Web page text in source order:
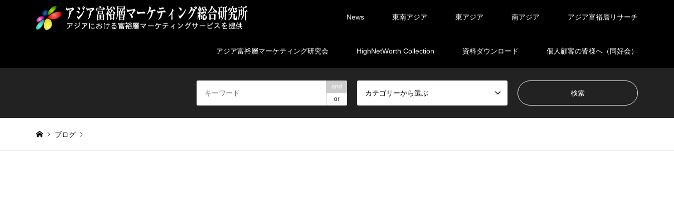
News 東南アジア 東アジア 南アジア アジア富裕層リサーチ
アジア富裕層マーケティング研究会 HighNetWorth Collection 資料ダウンロード 個人顧客の皆様へ（同好会）
and
or
カテゴリーから選ぶ
ブログ